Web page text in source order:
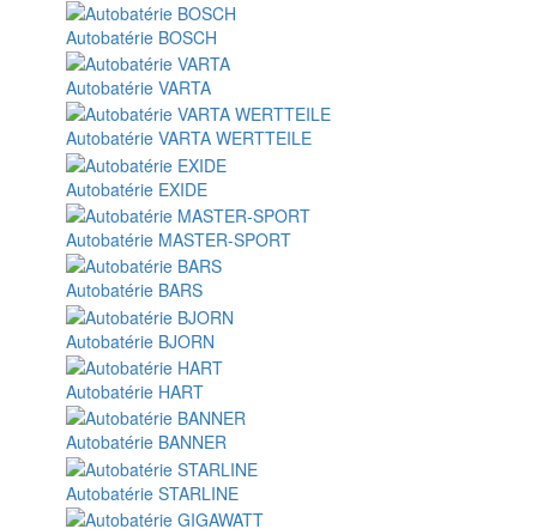
Autobatérie BOSCH
Autobatérie VARTA
Autobatérie VARTA WERTTEILE
Autobatérie EXIDE
Autobatérie MASTER-SPORT
Autobatérie BARS
Autobatérie BJORN
Autobatérie HART
Autobatérie BANNER
Autobatérie STARLINE